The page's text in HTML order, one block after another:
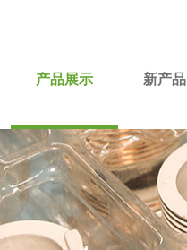
产品展示 新产品